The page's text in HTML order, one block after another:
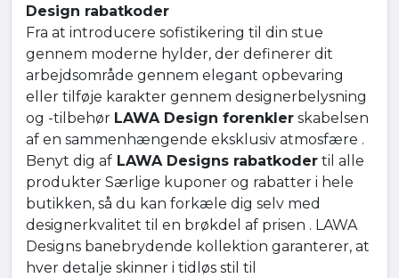
Design rabatkoder
Fra at introducere sofistikering til din stue
gennem moderne hylder, der definerer dit
arbejdsområde gennem elegant opbevaring
eller tilføje karakter gennem designerbelysning
og -tilbehør LAWA Design forenkler skabelsen
af en sammenhængende eksklusiv atmosfære .
Benyt dig af LAWA Designs rabatkoder til alle
produkter Særlige kuponer og rabatter i hele
butikken, så du kan forkæle dig selv med
designerkvalitet til en brøkdel af prisen . LAWA
Designs banebrydende kollektion garanterer, at
hver detalje skinner i tidløs stil til